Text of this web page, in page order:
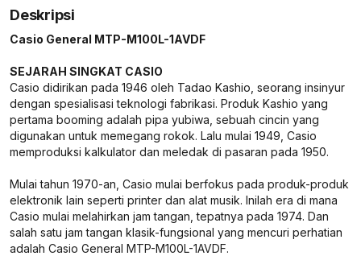
Deskripsi
Casio General MTP-M100L-1AVDF
SEJARAH SINGKAT CASIO
Casio didirikan pada 1946 oleh Tadao Kashio, seorang insinyur
dengan spesialisasi teknologi fabrikasi. Produk Kashio yang
pertama booming adalah pipa yubiwa, sebuah cincin yang
digunakan untuk memegang rokok. Lalu mulai 1949, Casio
memproduksi kalkulator dan meledak di pasaran pada 1950.
Mulai tahun 1970-an, Casio mulai berfokus pada produk-produk
elektronik lain seperti printer dan alat musik. Inilah era di mana
Casio mulai melahirkan jam tangan, tepatnya pada 1974. Dan
salah satu jam tangan klasik-fungsional yang mencuri perhatian
adalah Casio General MTP-M100L-1AVDF.